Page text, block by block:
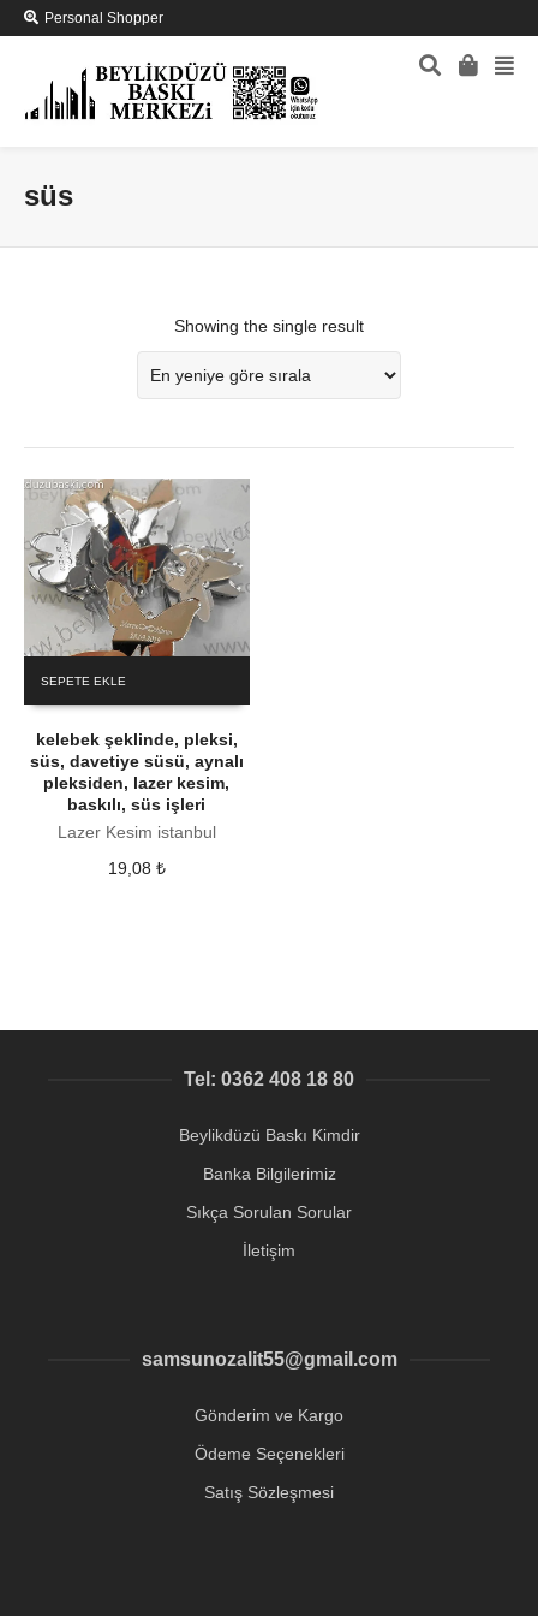
Personal Shopper
süs
Showing the single result
SEPETE EKLE
kelebek şeklinde, pleksi,
süs, davetiye süsü, aynalı
pleksiden, lazer kesim,
baskılı, süs işleri
Lazer Kesim istanbul
19,08 ₺
Tel: 0362 408 18 80
Beylikdüzü Baskı Kimdir
Banka Bilgilerimiz
Sıkça Sorulan Sorular
İletişim
samsunozalit55@gmail.com
Gönderim ve Kargo
Ödeme Seçenekleri
Satış Sözleşmesi